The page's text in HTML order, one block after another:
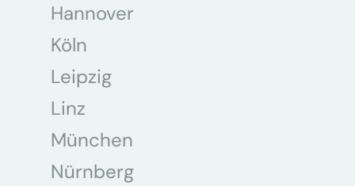
Hannover
Köln
Leipzig
Linz
München
Nürnberg